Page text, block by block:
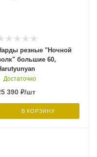
резные "Ночной
большие 60,
Достаточно
390₽/шт
В КОРЗИНУ